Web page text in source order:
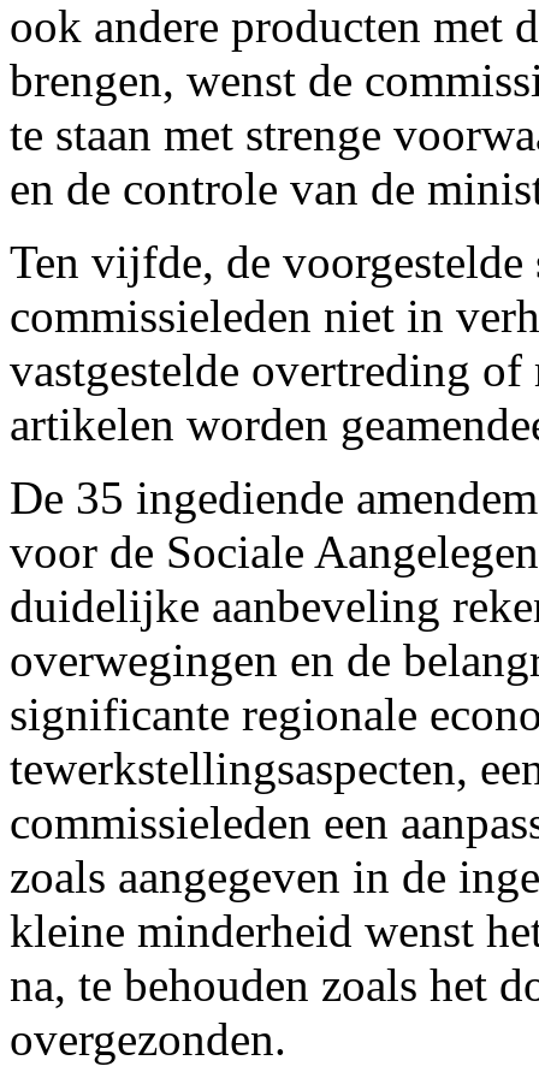
ook andere producten met
brengen, wenst de
te staan met strenge
en de controle van de
Ten vijfde, de
commissieleden niet in
vastgestelde overtreding of
artikelen worden
De 35 ingediende
voor de Sociale
duidelijke aanbeveling
overwegingen en de
significante regionale
tewerkstellingsaspecten,
commissieleden een
zoals aangegeven in de
kleine minderheid wenst
na, te behouden zoals het
overgezonden.